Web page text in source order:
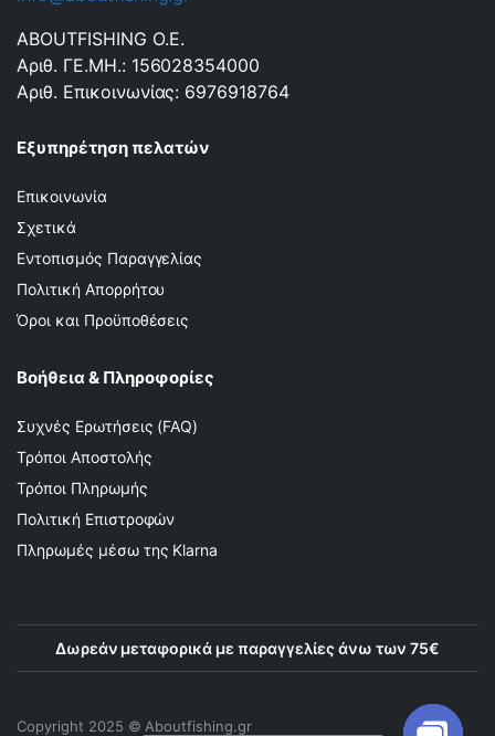
ABOUTFISHING Ο.Ε.
Αριθ. ΓΕ.ΜΗ.: 156028354000
Αριθ. Επικοινωνίας: 6976918764
Εξυπηρέτηση πελατών
Επικοινωνία
Σχετικά
Εντοπισμός Παραγγελίας
Πολιτική Απορρήτου
Όροι και Προϋποθέσεις
Βοήθεια & Πληροφορίες
Συχνές Ερωτήσεις (FAQ)
Τρόποι Αποστολής
Τρόποι Πληρωμής
Πολιτική Επιστροφών
Πληρωμές μέσω της Klarna
Δωρεάν μεταφορικά με παραγγελίες άνω των 75€
Copyright 2025 © Αboutfishing.gr